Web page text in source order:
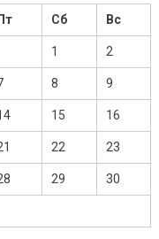
Пт Сб Вс
1 2
8 9
15 16
22 23
29 30